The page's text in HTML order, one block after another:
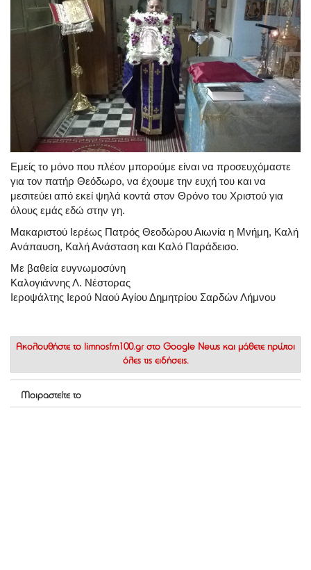
Εμείς το μόνο που πλέον μπορούμε είναι να προσευχόμαστε
για τον πατήρ Θεόδωρο, να έχουμε την ευχή του και να
μεσιτεύει από εκεί ψηλά κοντά στον Θρόνο του Χριστού για
όλους εμάς εδώ στην γη.
Μακαριστού Ιερέως Πατρός Θεοδώρου Αιωνία η Μνήμη, Καλή
Ανάπαυση, Καλή Ανάσταση και Καλό Παράδεισο.
Με βαθεία ευγνωμοσύνη
Καλογιάννης Λ. Νέστορας
Ιεροψάλτης Ιερού Ναού Αγίου Δημητρίου Σαρδών Λήμνου
Ακολουθήστε το limnosfm100.gr στο Google News και μάθετε πρώτοι
όλες τις ειδήσεις.
Μοιραστείτε το